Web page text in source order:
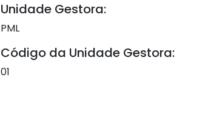
Unidade Gestora:
PML
Código da Unidade Gestora:
01